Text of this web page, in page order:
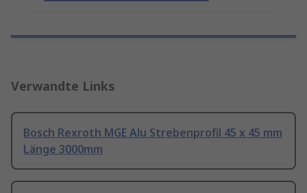
Verwandte Links
Bosch Rexroth MGE Alu Strebenprofil 45 x 45 mm
Länge 3000mm